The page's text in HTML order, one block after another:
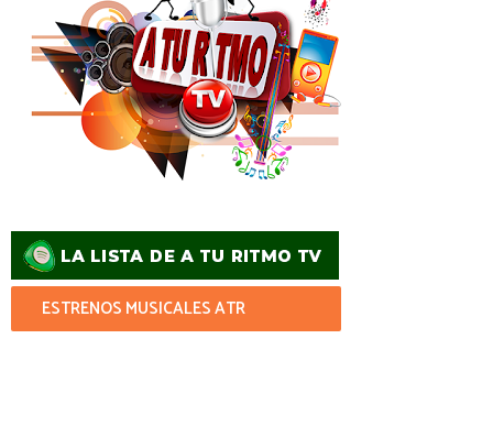
ESTRENOS MUSICALES ATR